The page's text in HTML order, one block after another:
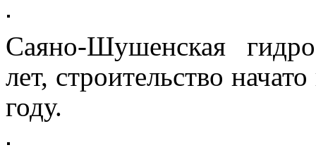
Саяно-Шушенская
лет, строительство
году.